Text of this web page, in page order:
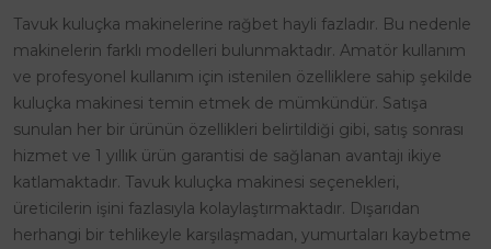
Tavuk kuluçka makinelerine rağbet hayli fazladır. Bu nedenle
makinelerin farklı modelleri bulunmaktadır. Amatör kullanım
ve profesyonel kullanım için istenilen özelliklere sahip şekilde
kuluçka makinesi temin etmek de mümkündür. Satışa
sunulan her bir ürünün özellikleri belirtildiği gibi, satış sonrası
hizmet ve 1 yıllık ürün garantisi de sağlanan avantajı ikiye
katlamaktadır. Tavuk kuluçka makinesi seçenekleri,
üreticilerin işini fazlasıyla kolaylaştırmaktadır. Dışarıdan
herhangi bir tehlikeyle karşılaşmadan, yumurtaları kaybetme